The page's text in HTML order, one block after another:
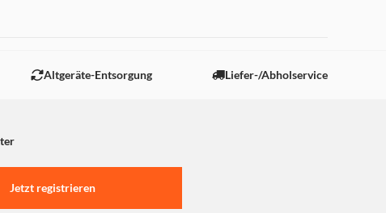
und verleiht ihm eine besondere Note.
Weckzeit einzustellen. Du kannst auch die
Altgeräte-Entsorgung Liefer-/Abholservice
Jetzt registrieren